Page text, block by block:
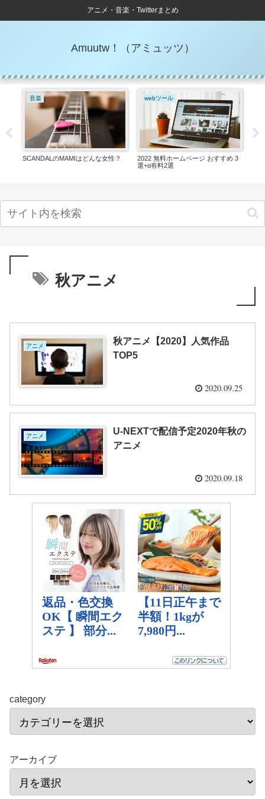
アニメ・音楽・Twitterまとめ
Amuutw！（アミュッツ）
音楽
SCANDALのMAMIはどんな女性？
webツール
2022 無料ホームページ おすすめ 3
選+‪α‬有料2選
秋アニメ
アニメ
秋アニメ【2020】人気作品
TOP5
2020.09.25
アニメ
U-NEXTで配信予定2020年秋の
アニメ
2020.09.18
category
アーカイブ